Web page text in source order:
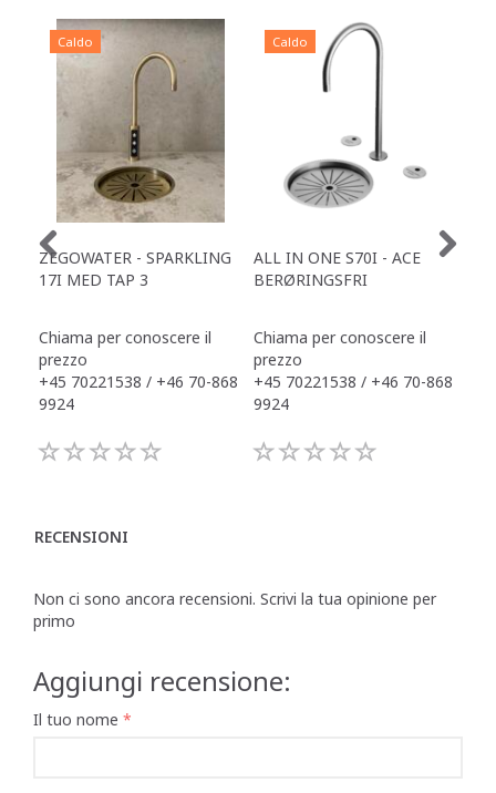
Caldo
ZEGOWATER - SPARKLING
17I MED TAP 3
Chiama per conoscere il
prezzo
+45 70221538 / +46 70-868
9924
Caldo
ALL IN ONE S70I - ACE
BERØRINGSFRI
Chiama per conoscere il
prezzo
+45 70221538 / +46 70-868
9924
RECENSIONI
Non ci sono ancora recensioni. Scrivi la tua opinione per
primo
Aggiungi recensione:
Il tuo nome